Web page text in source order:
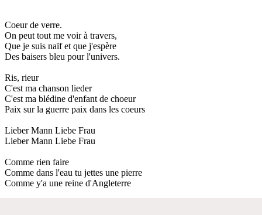
Coeur de verre.
On peut tout me voir à travers,
Que je suis naïf et que j'espère
Des baisers bleu pour l'univers.
Ris, rieur
C'est ma chanson lieder
C'est ma blédine d'enfant de choeur
Paix sur la guerre paix dans les coeurs
Lieber Mann Liebe Frau
Lieber Mann Liebe Frau
Comme rien faire
Comme dans l'eau tu jettes une pierre
Comme y'a une reine d'Angleterre